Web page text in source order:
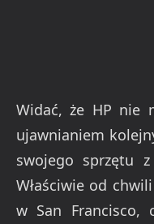
Widać, że HP nie
ujawnianiem
swojego sprzętu
Właściwie od
w San Francisco,